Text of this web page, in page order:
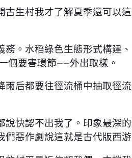
村我才了解夏季還可以
水稻綠色生態形式構建
個要害環節——外出取樣。
都要往徑流桶中抽取徑流
認不出我了。印象最深
們惡作劇說這就是古代版西